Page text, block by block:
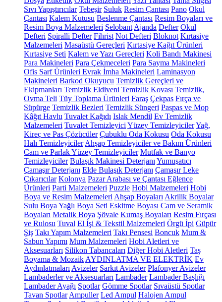
Sıvı Yapıştırıcılar Tebeşir Suluk Resim Çantası Pano Okul
Çantası Kalem Kutusu Beslenme Çantası Resim Boyaları ve
Resim Boya Malzemeleri Selobant Ajanda Defter Okul
Defteri Spiralli Defter Fihrist Not Defteri Bloknot Kırtasiye
Malzemeleri Masaüstü Gereçleri Kırtasiye Kağıt Ürünleri
Kırtasiye Seti Kalem ve Yazı Gereçleri Koli Bandı Makinesi
Para Makineleri Para Çekmeceleri Para Sayma Makineleri
Ofis Sarf Ürünleri Evrak İmha Makineleri Laminasyon
Makineleri Barkod Okuyucu Temizlik Gereçleri ve
Ekipmanları Temizlik Eldiveni Temizlik Kovası Temizlik,
Ovma Teli Tüy Toplama Ürünleri Faraş Çekpas Fırça ve
Süpürge Temizlik Bezleri Temizlik Süngeri Paspas ve Mop
Kâğıt Havlu Tuvalet Kağıdı Islak Mendil Ev Temizlik
Malzemeleri Tuvalet Temizleyici Yüzey TemizleyicilerYağ,
Kireç ve Pas Çözücüler Çubuklu Oda Kokusu Oda Kokusu
Halı Temizleyiciler Ahşap Temizleyiciler ve Bakım Ürünleri
Cam ve Parlak Yüzey Temizleyiciler Mutfak ve Banyo
Temizleyiciler Bulaşık Makinesi Deterjanı Yumuşatıcı
Çamaşır Deterjanı Elde Bulaşık Deterjanı Çamaşır Leke
Çıkarıcılar Kolonya Pazar Arabası ve Çantası Eğlence
Ürünleri Parti Malzemeleri Puzzle Hobi Malzemeleri Hobi
Boya ve Resim Malzemeleri Ahşap Boyaları Akrilik Boyalar
Sulu Boya Yağlı Boya Seti Eskitme Boyası Cam ve Seramik
Boyaları Metalik Boya Şövale Kumaş Boyaları Resim Fırçası
ve Rulosu Tuval El İşi & Tekstil Malzemeleri Örgü İpi Güpür
Şiş Takı Yapım Malzemeleri Takı Pensesi Boncuk Mum &
Sabun Yapımı Mum Malzemeleri Hobi Aletleri ve
Aksesuarları Silikon Tabancaları Diğer Hobi Aletleri Taş
Boyama & Mozaik AYDINLATMA VE ELEKTRİK Ev
Aydınlatmaları Avizeler Sarkıt Avizeler Plafonyer Avizeler
Lambaderler ve Aksesuarları Lambader Lambader Başlığı
Lambader Ayağı Spotlar Gömme Spotlar Sıvaüstü Spotlar
Tavan Spotlar Ampuller Led Ampul Halojen Ampul